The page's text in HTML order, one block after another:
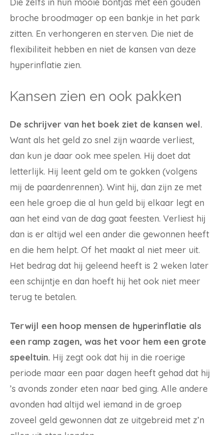
Die zelfs in hun mooie bontjas met een gouden
broche broodmager op een bankje in het park
zitten. En verhongeren en sterven. Die niet de
flexibiliteit hebben en niet de kansen van deze
hyperinflatie zien.
Kansen zien en ook pakken
De schrijver van het boek ziet de kansen wel.
Want als het geld zo snel zijn waarde verliest,
dan kun je daar ook mee spelen. Hij doet dat
letterlijk. Hij leent geld om te gokken (volgens
mij de paardenrennen). Wint hij, dan zijn ze met
een hele groep die al hun geld bij elkaar legt en
aan het eind van de dag gaat feesten. Verliest hij
dan is er altijd wel een ander die gewonnen heeft
en die hem helpt. Of het maakt al niet meer uit.
Het bedrag dat hij geleend heeft is 2 weken later
een schijntje en dan hoeft hij het ook niet meer
terug te betalen.
Terwijl een hoop mensen de hyperinflatie als
een ramp zagen, was het voor hem een grote
speeltuin. Hij zegt ook dat hij in die roerige
periode maar een paar dagen heeft gehad dat hij
’s avonds zonder eten naar bed ging. Alle andere
avonden had altijd wel iemand in de groep
zoveel geld gewonnen dat ze uitgebreid met z’n